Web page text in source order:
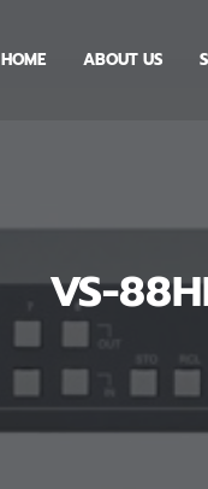
HOME ABOUT US
VS-